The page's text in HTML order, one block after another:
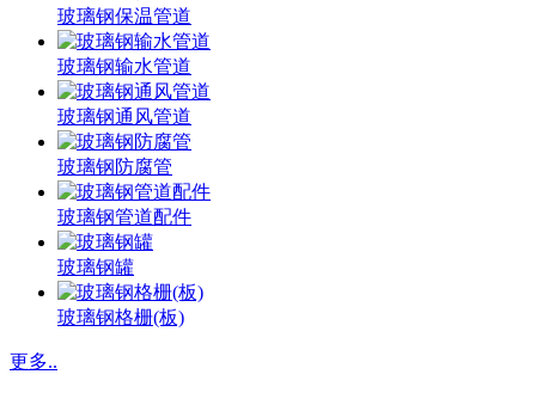
玻璃钢保温管道
玻璃钢输水管道
玻璃钢通风管道
玻璃钢防腐管
玻璃钢管道配件
玻璃钢罐
玻璃钢格栅(板)
更多..